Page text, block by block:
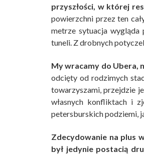
przyszłości, w której
powierzchni przez ten
metrze sytuacja wygląda
tuneli. Z drobnych
My wracamy do Ubera,
odcięty od rodzimych
towarzyszami, przejdzie
własnych konfliktach i
petersburskich podziemi,
Zdecydowanie na plus
był jedynie postacią